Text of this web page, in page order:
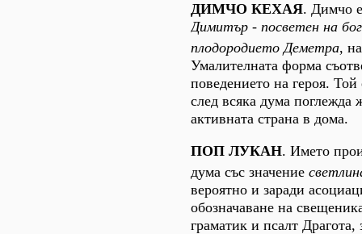
ДИМЧО КЕХАЯ. Димчо
Димитър - посветен на
плодородието Деметра,
Умалителната форма
поведението на героя.
след всяка дума поглежда
активната страна в дома.
ПОП ЛУКАН. Името
дума със значение
вероятно и заради
обозначаване на
граматик и псалт